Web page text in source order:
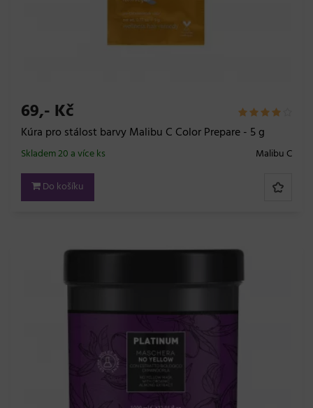
69,- Kč
Kúra pro stálost barvy Malibu C Color Prepare - 5 g
Malibu C
Skladem 20 a více ks
Do košíku